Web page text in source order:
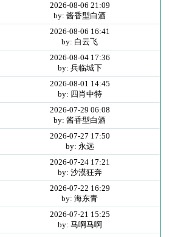
2026-08-06 21:09
by: 酱香型白酒
2026-08-06 16:41
by: 白云飞
2026-08-04 17:36
by: 兵临城下
2026-08-01 14:45
by: 四肖中特
2026-07-29 06:08
by: 酱香型白酒
2026-07-27 17:50
by: 永远
2026-07-24 17:21
by: 沙漠狂奔
2026-07-22 16:29
by: 海东青
2026-07-21 15:25
by: 马啊马啊